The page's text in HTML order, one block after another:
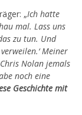
„Ich hatte
mal. Lass uns
zu tun. Und
Meiner
Nolan jemals
noch eine
Geschichte mit